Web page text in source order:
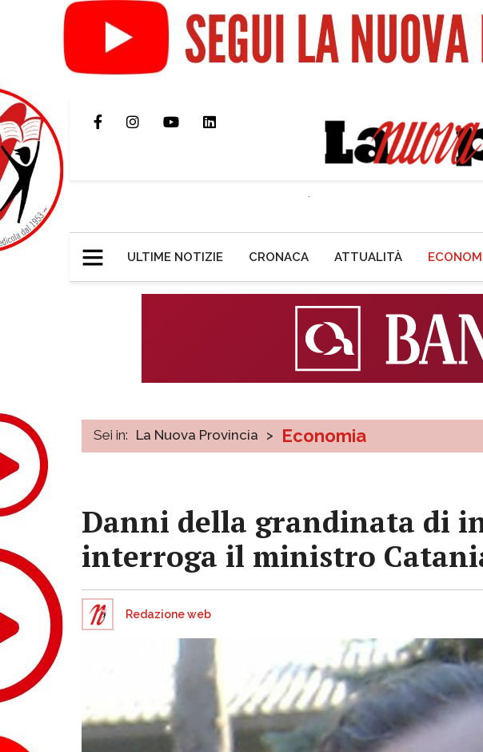
ULTIME NOTIZIE CRONACA ATTUALITÀ
Sei in: La Nuova Provincia > Economia
Danni della grandinata di
interroga il ministro
Redazione web